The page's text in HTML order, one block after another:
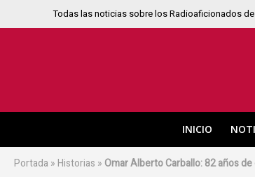
Todas las noticias sobre los Radioaficionados
INICIO
Portada » Historias » Omar Alberto Carballo: 82 años